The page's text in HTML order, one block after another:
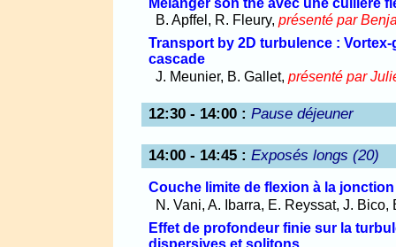
B. Apffel, R. Fleury, présenté par
Transport by 2D turbulence :
cascade
J. Meunier, B. Gallet, présenté par
12:30 - 14:00 :Pause déjeuner
14:00 - 14:45 :Exposés longs (20)
Couche limite de flexion à la
N. Vani, A. Ibarra, E. Reyssat, J.
Effet de profondeur finie sur la
dispersives et solitons